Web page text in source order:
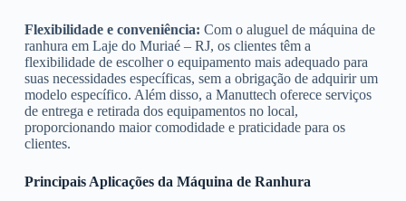
Flexibilidade e conveniência: Com o aluguel de máquina de
ranhura em Laje do Muriaé – RJ, os clientes têm a
flexibilidade de escolher o equipamento mais adequado para
suas necessidades específicas, sem a obrigação de adquirir um
modelo específico. Além disso, a Manuttech oferece serviços
de entrega e retirada dos equipamentos no local,
proporcionando maior comodidade e praticidade para os
clientes.
Principais Aplicações da Máquina de Ranhura